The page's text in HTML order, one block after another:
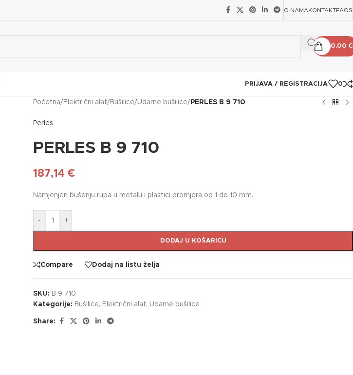
O NAMAKONTAKTFAQS
0,00€
PRIJAVA / REGISTRACIJA 0
Početna/ Električni alat/ Bušilice/Udarne bušilice/ PERLES B 9 710
Perles
PERLES B 9 710
187,14 €
Namjenjen bušenju rupa u metalu i plastici promjera od 1 do 10 mm.
- +
DODAJ U KOŠARICU
Compare Dodaj na listu želja
SKU: B 9 710
Kategorije: Bušilice, Električni alat, Udarne bušilice
Share: